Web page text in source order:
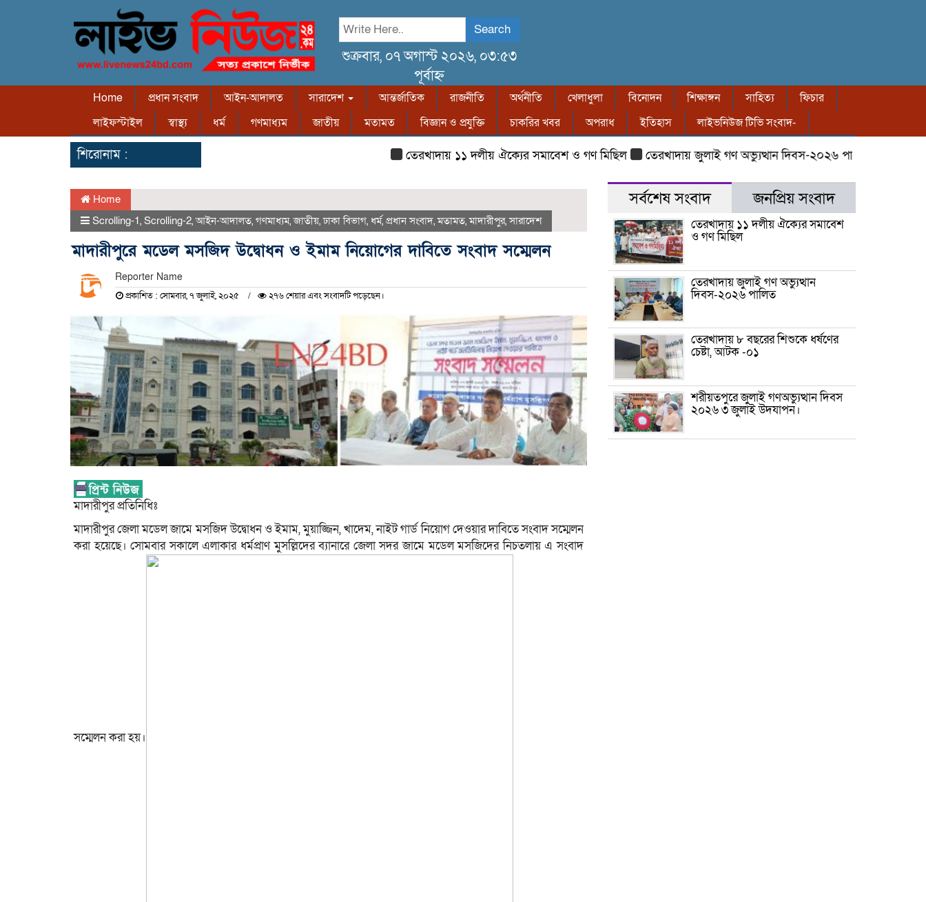
Search
শুক্রবার, ০৭ অগাস্ট ২০২৬, ০৩:৫৩
পূর্বাহ্ন
Home প্রধান সংবাদ আইন-আদালত সারাদেশ আন্তর্জাতিক রাজনীতি অর্থনীতি খেলাধুলা বিনোদন শিক্ষাঙ্গন সাহিত্য
ফিচার
লাইফস্টাইল
স্বাস্থ্য ধর্ম গণমাধ্যম জাতীয় মতামত বিজ্ঞান ও প্রযুক্তি চাকরির খবর অপরাধ ইতিহাস লাইভনিউজ টিভি সংবাদ-
শিরোনাম : তেরখাদায় ১১ দলীয় ঐক্যের সমাবেশ ও গণ মিছিল তেরখাদায় জুলাই গণ অভ্যুত্থান দিবস-২০২৬ পালিত
Home
Scrolling-1, Scrolling-2,আইন-আদালত, গণমাধ্যম,জাতীয়,ঢাকা বিভাগ, ধর্ম, প্রধান সংবাদ,মতামত,মাদারীপুর,সারাদেশ
মাদারীপুরে মডেল মসজিদ উদ্বোধন ও ইমাম নিয়োগের দাবিতে সংবাদ সম্মেলন
Reporter Name
প্রকাশিত : সোমবার, ৭ জুলাই, ২০২৫ ২৭৬ শেয়ার এবং সংবাদটি পড়েছেন।
মাদারীপুর প্রতিনিধিঃ
মাদারীপুর জেলা মডেল জামে মসজিদ উদ্বোধন ও ইমাম, মুয়াজ্জিন, খাদেম, নাইট গার্ড নিয়োগ দেওয়ার দাবিতে সংবাদ সম্মেলন
করা হয়েছে। সোমবার সকালে এলাকার ধর্মপ্রাণ মুসল্লিদের ব্যানারে জেলা সদর জামে মডেল মসজিদের নিচতলায় এ সংবাদ
সম্মেলন করা হয়।
সর্বশেষ সংবাদ জনপ্রিয় সংবাদ
তেরখাদায় ১১ দলীয় ঐক্যের সমাবেশ
ও গণ মিছিল
তেরখাদায় জুলাই গণ অভ্যুত্থান
দিবস-২০২৬ পালিত
তেরখাদায় ৮ বছরের শিশুকে ধর্ষণের
চেষ্টা, আটক -০১
শরীয়তপুরে জুলাই গণঅভ্যুত্থান দিবস
২০২৬ ৩ জুলাই উদযাপন।